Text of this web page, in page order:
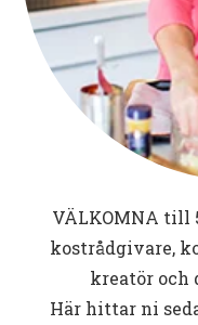
VÄLKOMNA till
kostrådgivare,
kreatör och
Här hittar ni